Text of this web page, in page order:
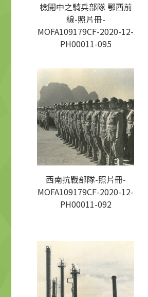
檢閱中之騎兵部隊 鄂西前
線-照片冊-
MOFA109179CF-2020-12-
PH00011-095
西南抗戰部隊-照片冊-
MOFA109179CF-2020-12-
PH00011-092